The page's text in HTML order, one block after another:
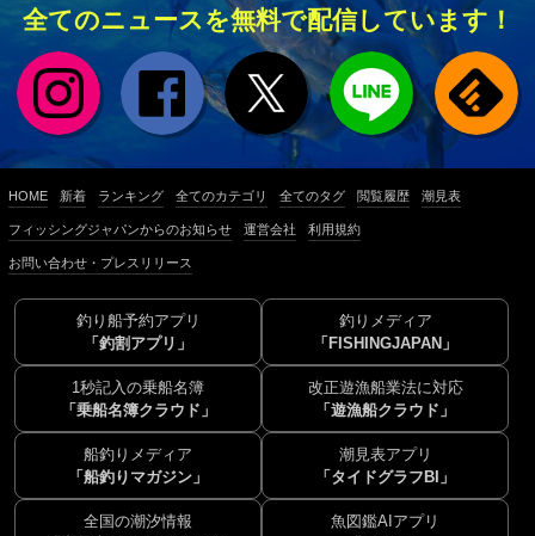
全てのニュースを無料で配信しています！
HOME 新着 ランキング 全てのカテゴリ 全てのタグ 閲覧履歴 潮見表
フィッシングジャパンからのお知らせ 運営会社 利用規約
お問い合わせ・プレスリリース
釣り船予約アプリ
「釣割アプリ」
釣りメディア
「FISHINGJAPAN」
1秒記入の乗船名簿
「乗船名簿クラウド」
改正遊漁船業法に対応
「遊漁船クラウド」
船釣りメディア
「船釣りマガジン」
潮見表アプリ
「タイドグラフBI」
全国の潮汐情報
魚図鑑AIアプリ